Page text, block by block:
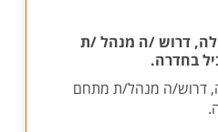
דרוש /ה מנהל /ת
בחדרה.
דרוש/ה מנהל/ת מתחם